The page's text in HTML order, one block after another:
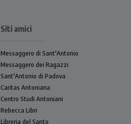
Siti amici
Messaggero di Sant'Antonio
Messaggero dei Ragazzi
Sant'Antonio di Padova
Caritas Antoniana
Centro Studi Antoniani
Rebecca Libri
Libreria del Santo